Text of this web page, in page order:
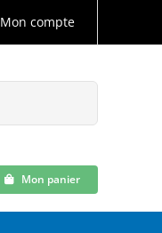
Mon compte
Mon panier